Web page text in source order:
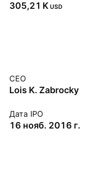
‪305,21 K‬ USD
CEO
Lois K. Zabrocky
Дата IPO
16 нояб. 2016 г.